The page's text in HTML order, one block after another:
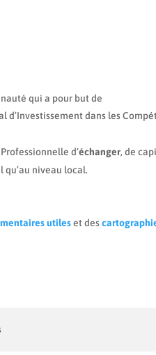
qui a pour but de
dans les
d’échanger, de
niveau local.
utileset des